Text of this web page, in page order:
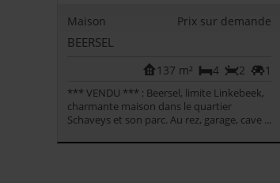
Maison Prix sur demande
BEERSEL
1
2
4
137 m²
*** VENDU *** : Beersel, limite Linkebeek,
charmante maison dans le quartier
Schaveys et son parc. Au rez, garage, cave ...